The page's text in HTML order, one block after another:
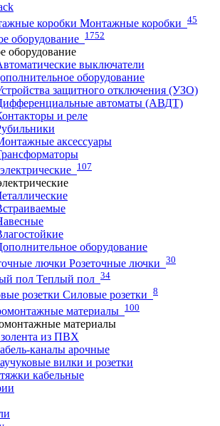
Монтажные коробки 45
оборудование 1752
оборудование
выключатели
оборудование
защитного отключения (УЗО)
автоматы (АВДТ)
и реле
аксессуары
107
оборудование
Розеточные лючки 30
Теплый пол 34
Силовые розетки 8
материалы 100
материалы
из ПВХ
каналы арочные
вилки и розетки
кабельные